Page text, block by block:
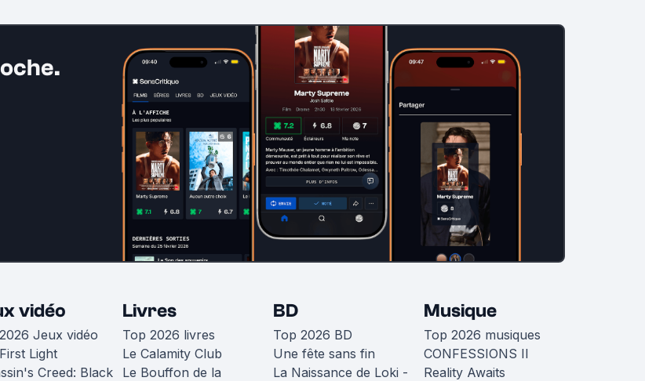
vidéo
Jeux vidéo
Light
Creed: Black
Livres
Top 2026 livres
Le Calamity Club
Le Bouffon de la
BD
Top 2026 BD
Une fête sans fin
La Naissance de Loki -
Musique
Top 2026 musiques
CONFESSIONS II
Reality Awaits